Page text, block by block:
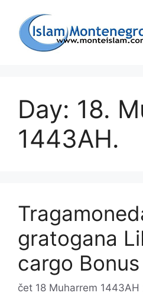
sadržaj
Day: 18.
1443AH.
gratogana
cargo Bonus
čet 18 Muharrem